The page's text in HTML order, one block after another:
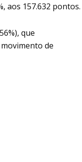
aos 157.632 pontos.
que
de